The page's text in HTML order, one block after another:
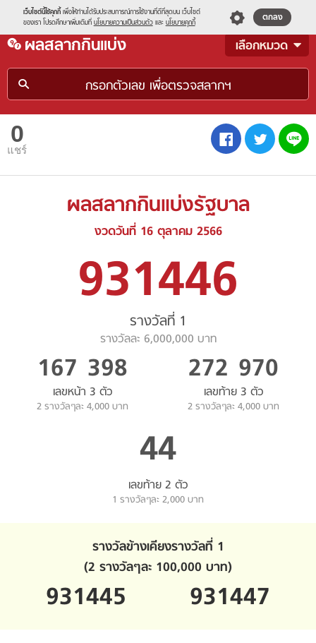
เว็บไซต์นี้ใช้คุกกี้ เพื่อให้ท่านได้รับประสบการณ์การใช้งานที่ดีที่สุดบน เว็บไซต์
ของเรา โปรดศึกษาเพิ่มเติมที่ นโยบายความเป็นส่วนตัว และ นโยบายคุกกี้
ตกลง
menu
ผลสลากกินแบ่ง เลือกหมวด
0
แชร์
FB TW
ผลสลากกินแบ่งรัฐบาล
งวดวันที่ 16 ตุลาคม 2566
931446
รางวัลที่ 1
รางวัลละ 6,000,000 บาท
167 398
เลขหน้า 3 ตัว
2 รางวัลๆละ 4,000 บาท
272 970
เลขท้าย 3 ตัว
2 รางวัลๆละ 4,000 บาท
44
เลขท้าย 2 ตัว
1 รางวัลๆละ 2,000 บาท
รางวัลข้างเคียงรางวัลที่ 1
(2 รางวัลๆละ 100,000 บาท)
931445 931447